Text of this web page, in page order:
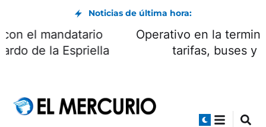
Noticias de última hora:
Daniel Noboa se reunió con el mandatario
electo de Colombia, Abelardo de la Espriella